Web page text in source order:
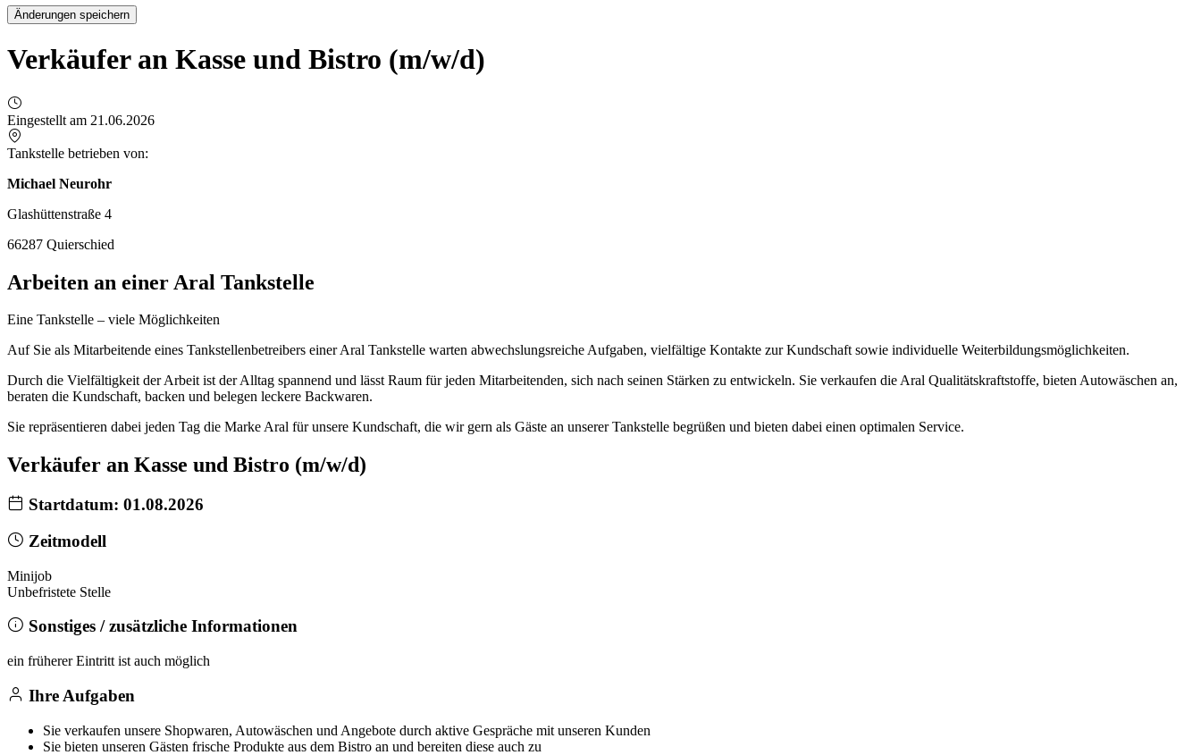
Änderungen speichern
Verkäufer an Kasse und Bistro (m/w/d)
Eingestellt am 21.06.2026
Tankstelle betrieben von:
Michael Neurohr
Glashüttenstraße 4
66287 Quierschied
Arbeiten an einer Aral Tankstelle
Eine Tankstelle – viele Möglichkeiten
Auf Sie als Mitarbeitende eines Tankstellenbetreibers einer Aral Tankstelle warten abwechslungsreiche Aufgaben, vielfältige Kontakte zur Kundschaft sowie individuelle Weiterbildungsmöglichkeiten.
Durch die Vielfältigkeit der Arbeit ist der Alltag spannend und lässt Raum für jeden Mitarbeitenden, sich nach seinen Stärken zu entwickeln. Sie verkaufen die Aral Qualitätskraftstoffe, bieten Autowäschen an,
beraten die Kundschaft, backen und belegen leckere Backwaren.
Sie repräsentieren dabei jeden Tag die Marke Aral für unsere Kundschaft, die wir gern als Gäste an unserer Tankstelle begrüßen und bieten dabei einen optimalen Service.
Verkäufer an Kasse und Bistro (m/w/d)
Startdatum: 01.08.2026
Zeitmodell
Minijob
Unbefristete Stelle
Sonstiges / zusätzliche Informationen
ein früherer Eintritt ist auch möglich
Ihre Aufgaben
Sie verkaufen unsere Shopwaren, Autowäschen und Angebote durch aktive Gespräche mit unseren Kunden
Sie bieten unseren Gästen frische Produkte aus dem Bistro an und bereiten diese auch zu